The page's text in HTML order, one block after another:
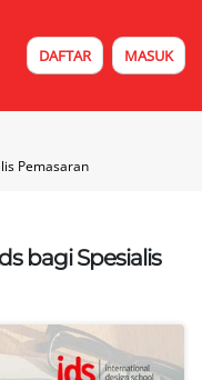
DAFTAR MASUK
Pemasaran
bagi Spesialis